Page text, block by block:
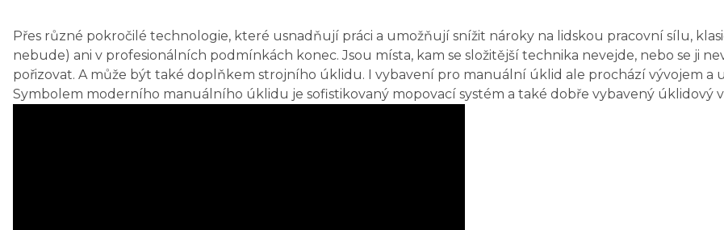
Přes různé pokročilé technologie, které usnadňují práci a umožňují snížit nároky na lidskou pracovní sílu,
nebude) ani v profesionálních podmínkách konec. Jsou místa, kam se složitější technika nevejde, nebo se ji
pořizovat. A může být také doplňkem strojního úklidu. I vybavení pro manuální úklid ale prochází vývojem a
Symbolem moderního manuálního úklidu je sofistikovaný mopovací systém a také dobře vybavený úklidový